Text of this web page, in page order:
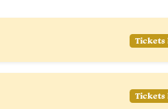
Tickets
Tickets